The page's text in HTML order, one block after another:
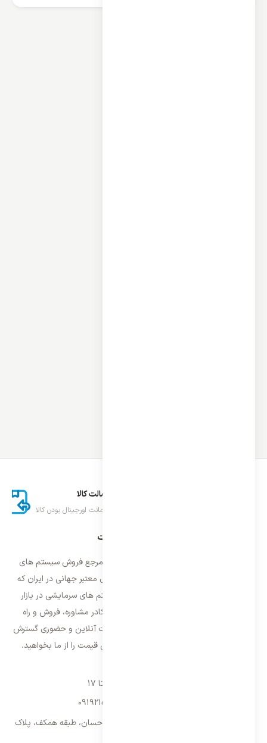
اصالت کالا
ضمانت اورجینال بودن کالا
درباره ایران اسپلیت
فروشگاه ایران اسپلیت اولین و معتمد ترین مرجع فروش سیستم های
تهویه مطبوع و سرمایشی وارداتی با برند های معتبر جهانی در ایران که
فعالیت خود را از سال ۱۳۸۷ با فروش سیستم های سرمایشی در بازار
تهران شروع و از سال ۱۳۹۵ با بهره گیری از کادر مشاوره، فروش و راه
اندازی، فعالیت خود را در سراسر کشور به صورت آنلاین و حضوری گسترش
داده است. با کیفیت ترین خدمات و بهترین قیمت را از ما بخواهید.
09192157173
تهران، سه راه امین حضور، مجتمع تجاری احسان، طبقه همکف، پلاک